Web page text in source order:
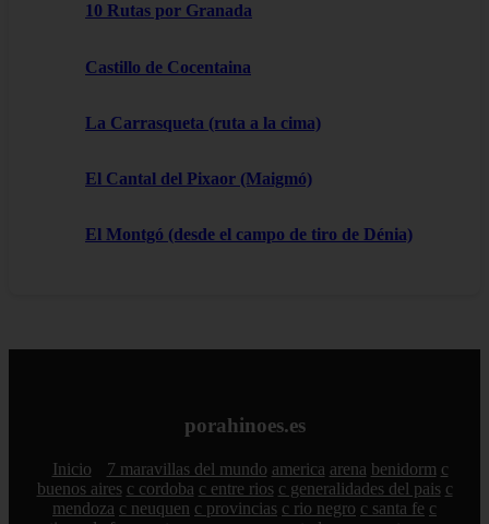
10 Rutas por Granada
Castillo de Cocentaina
La Carrasqueta (ruta a la cima)
El Cantal del Pixaor (Maigmó)
El Montgó (desde el campo de tiro de Dénia)
porahinoes.es
Inicio 7 maravillas del mundo america arena benidorm c
buenos aires c cordoba c entre rios c generalidades del pais c
mendoza c neuquen c provincias c rio negro c santa fe c